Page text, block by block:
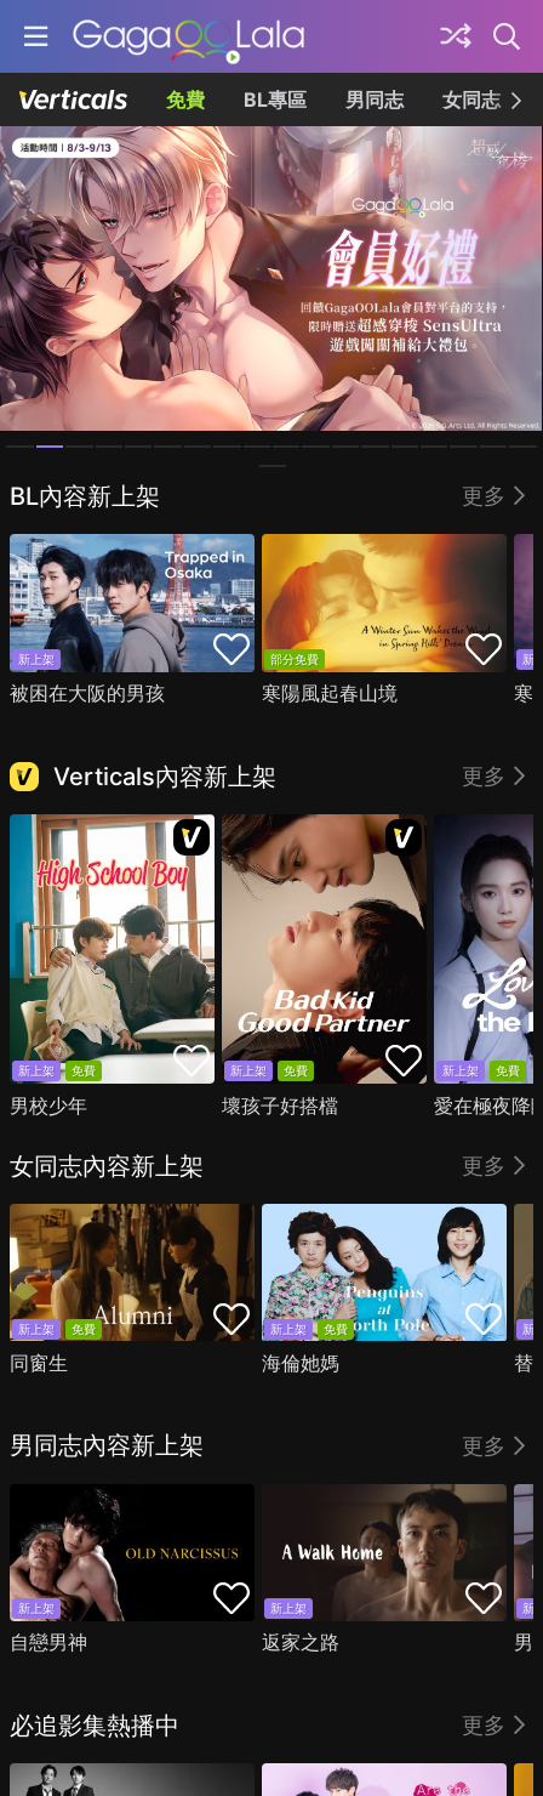
免費 BL專區 男同志 女同志
Homepage
BL內容新上架 更多
新上架
被困在大阪的男孩
部分免費
寒陽風起春山境
新
寒
Verticals內容新上架 更多
新上架 免費
男校少年
新上架 免費
壞孩子好搭檔
新上架 免費
愛在極夜降
女同志內容新上架 更多
新上架 免費
同窗生
新上架 免費
海倫她媽
新
替
男同志內容新上架 更多
新上架
自戀男神
新上架
返家之路
新
男
必追影集熱播中 更多